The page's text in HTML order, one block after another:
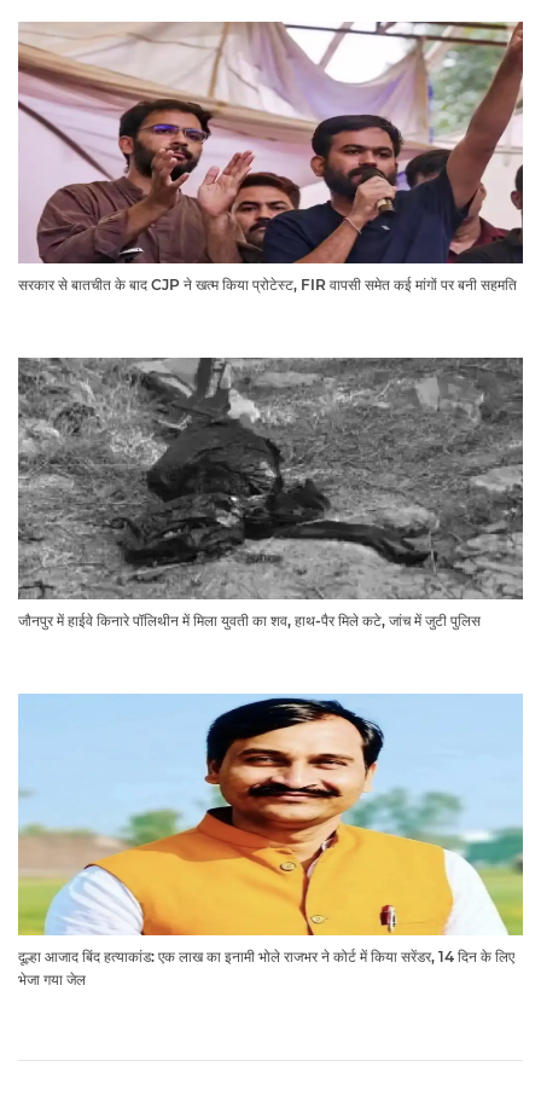
सरकार से बातचीत के बाद CJP ने खत्म किया प्रोटेस्ट, FIR वापसी समेत कई मांगों पर बनी सहमति
जौनपुर में हाईवे किनारे पॉलिथीन में मिला युवती का शव, हाथ-पैर मिले कटे, जांच में जुटी पुलिस
दूल्हा आजाद बिंद हत्याकांड: एक लाख का इनामी भोले राजभर ने कोर्ट में किया सरेंडर, 14 दिन के लिए
भेजा गया जेल